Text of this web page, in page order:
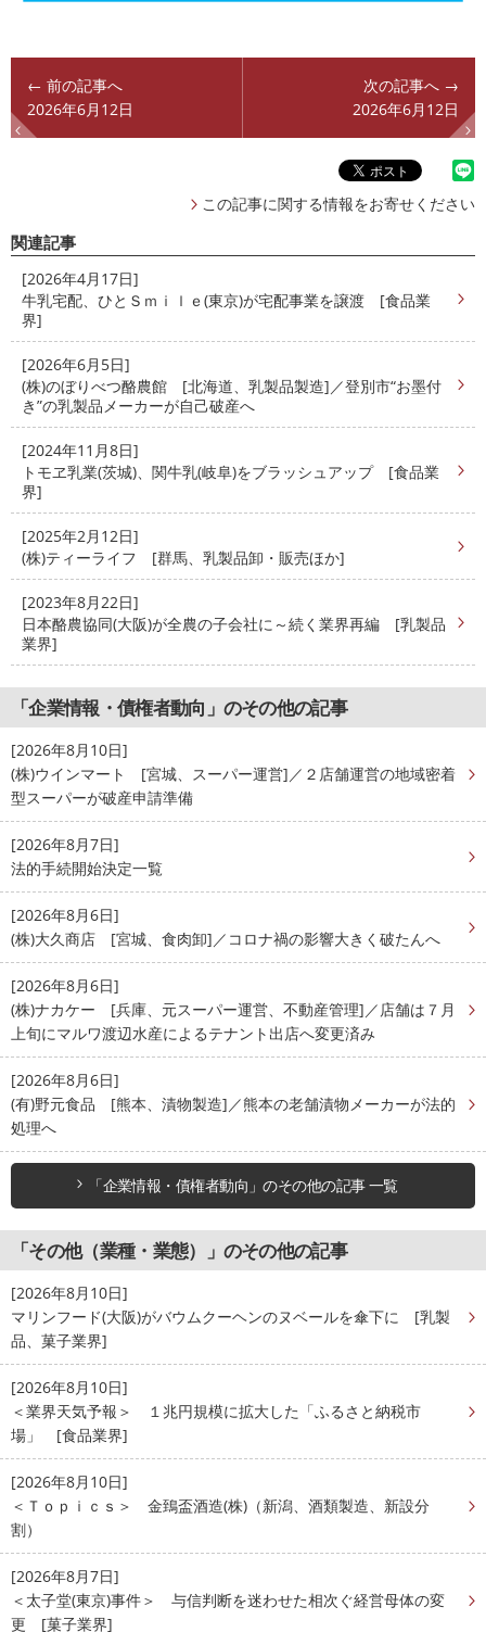
← 前の記事へ
2026年6月12日
次の記事へ →
2026年6月12日
この記事に関する情報をお寄せください
関連記事
[2026年4月17日]
牛乳宅配、ひとＳｍｉｌｅ(東京)が宅配事業を譲渡 [食品業
界]
[2026年6月5日]
(株)のぼりべつ酪農館 [北海道、乳製品製造]／登別市“お墨付
き”の乳製品メーカーが自己破産へ
[2024年11月8日]
トモヱ乳業(茨城)、関牛乳(岐阜)をブラッシュアップ [食品業
界]
[2025年2月12日]
(株)ティーライフ [群馬、乳製品卸・販売ほか]
[2023年8月22日]
日本酪農協同(大阪)が全農の子会社に～続く業界再編 [乳製品
業界]
「企業情報・債権者動向」のその他の記事
[2026年8月10日]
(株)ウインマート [宮城、スーパー運営]／２店舗運営の地域密着
型スーパーが破産申請準備
[2026年8月7日]
法的手続開始決定一覧
[2026年8月6日]
(株)大久商店 [宮城、食肉卸]／コロナ禍の影響大きく破たんへ
[2026年8月6日]
(株)ナカケー [兵庫、元スーパー運営、不動産管理]／店舗は７月
上旬にマルワ渡辺水産によるテナント出店へ変更済み
[2026年8月6日]
(有)野元食品 [熊本、漬物製造]／熊本の老舗漬物メーカーが法的
処理へ
「企業情報・債権者動向」のその他の記事 一覧
「その他（業種・業態）」のその他の記事
[2026年8月10日]
マリンフード(大阪)がバウムクーヘンのヌベールを傘下に [乳製
品、菓子業界]
[2026年8月10日]
＜業界天気予報＞ １兆円規模に拡大した「ふるさと納税市
場」 [食品業界]
[2026年8月10日]
＜Ｔｏｐｉｃｓ＞ 金鵄盃酒造(株)（新潟、酒類製造、新設分
割）
[2026年8月7日]
＜太子堂(東京)事件＞ 与信判断を迷わせた相次ぐ経営母体の変
更 [菓子業界]